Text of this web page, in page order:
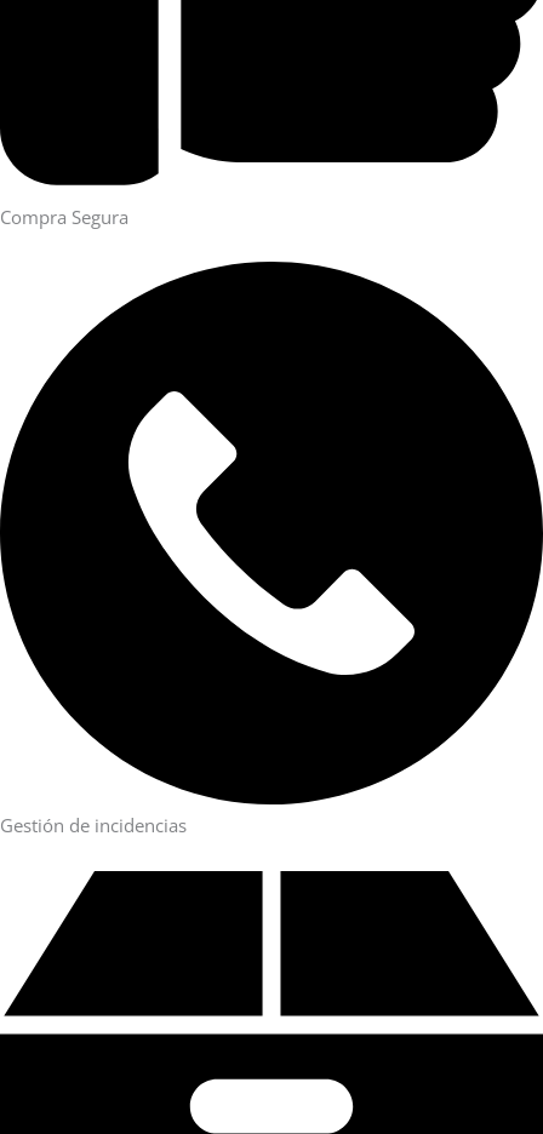
Compra Segura
Gestión de incidencias